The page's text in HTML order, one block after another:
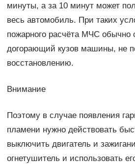
минуты, а за 10 минут может
весь автомобиль. При таких
пожарного расчёта МЧС обычно
догорающий кузов машины, не
восстановлению.
Внимание
Поэтому в случае появления
пламени нужно действовать
выключить двигатель и
огнетушитель и использовать